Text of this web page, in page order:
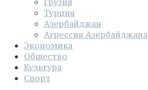
Турция
Азербайджан
Агрессия Азербайджана
Экономика
Общество
Культура
Спорт